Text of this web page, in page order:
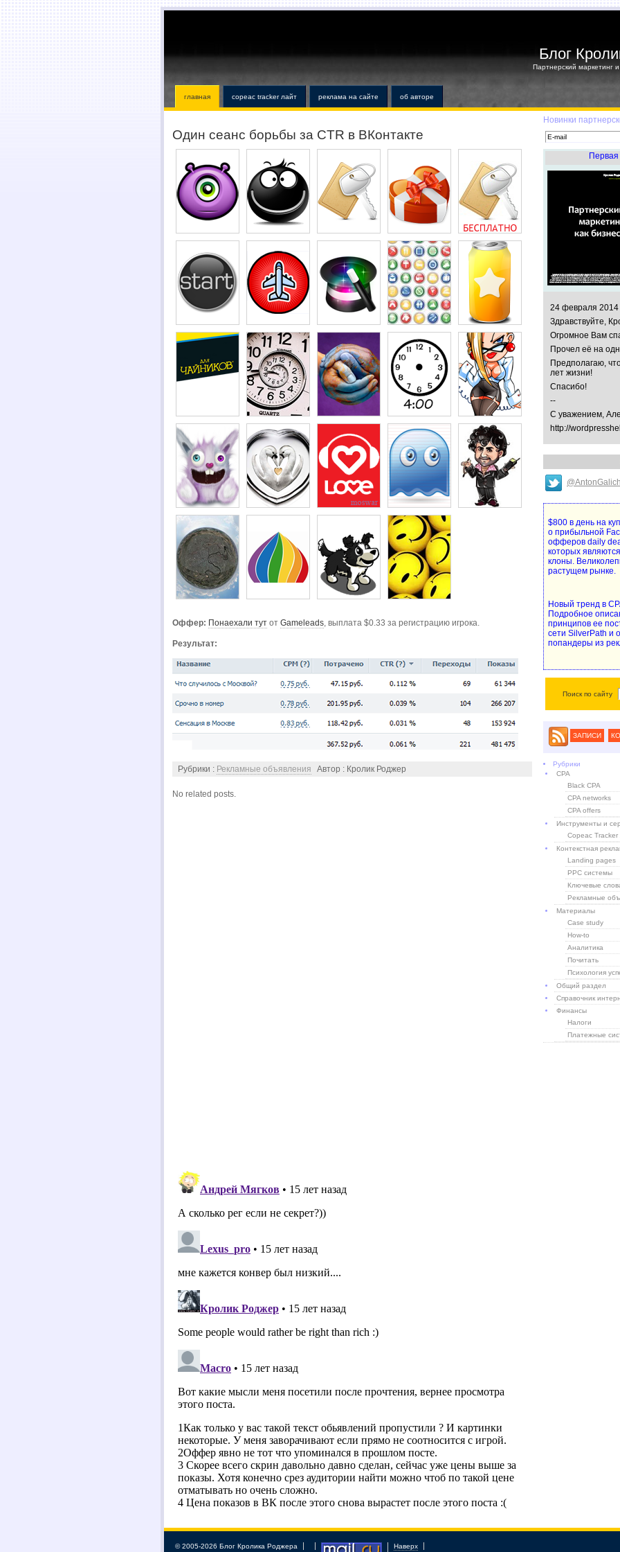
Блог
Партнерский маркетинг
главная copeac tracker лайт реклама на сайте об авторе
Один сеанс борьбы за CTR в ВКонтакте
Оффер: Понаехали тут от Gameleads, выплата $0.33 за регистрацию игрока.
Результат:
Рубрики : Рекламные объявления Автор : Кролик Роджер
No related posts.
Новинки
Первая
24 февраля 2014
Здравствуйте,
Огромное Вам
Прочел её на
Предполагаю,
лет жизни!
Спасибо!
--
С уважением,
http://
$800 в день на
о прибыльной
офферов daily
которых
клоны.
растущем рынке.
Новый тренд в
Подробное
принципов ее
сети SilverPath и
попандеры из
Поиск по сайту
ЗАПИСИ
Рубрики
CPA
Black CPA
CPA networks
CPA offers
Инструменты и
Copeac Tracker
Контекстная
Landing pages
PPC системы
Ключевые
Рекламные
Материалы
Case study
How-to
Аналитика
Почитать
Психология
Общий раздел
Справочник
Финансы
Налоги
Платежные
© 2005-2026 Блог Кролика Роджера Наверх